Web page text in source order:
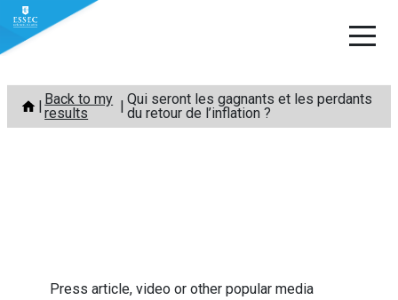
Skip
content
Back to my
results
Qui seront les gagnants et les perdants
du retour de l’inflation ?
Press article, video or other popular media